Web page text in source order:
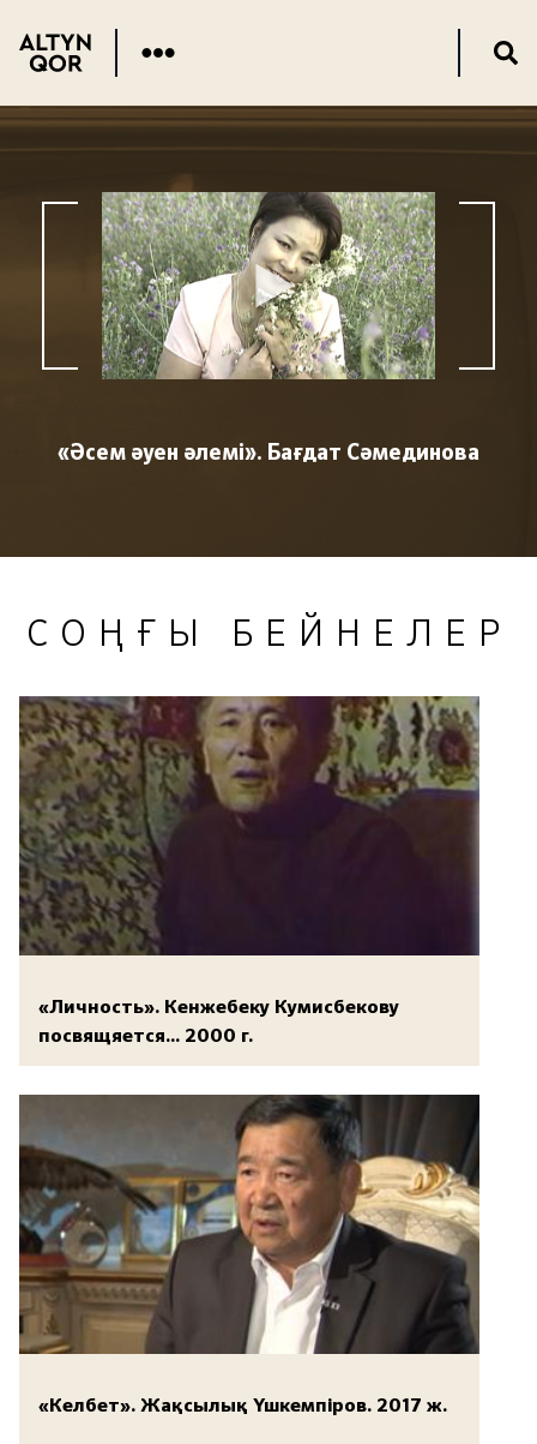
«Әсем әуен әлемі». Бағдат Сәмединова
СОҢҒЫ БЕЙНЕЛЕР
«Личность». Кенжебеку Кумисбекову
посвящяется... 2000 г.
«Келбет». Жақсылық Үшкемпіров. 2017 ж.